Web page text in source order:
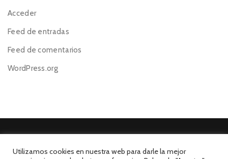
Acceder
Feed de entradas
Feed de comentarios
WordPress.org
Utilizamos cookies en nuestra web para darle la mejor